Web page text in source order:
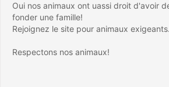
Oui nos animaux ont uassi droit d'avoir
fonder une famille!
Rejoignez le site pour animaux exigeants.
Respectons nos animaux!